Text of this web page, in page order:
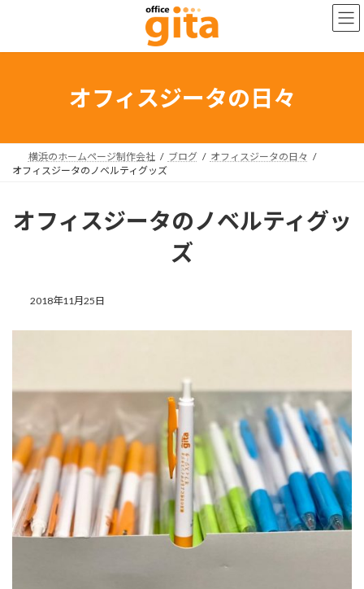
ン
ー
オフィスジータの日々
横浜のホームページ制作会社 ブログ
オフィスジータの日々
オフィスジータのノベルティグッズ
オフィスジータのノベルティグッ
ズ
2018年11月25日